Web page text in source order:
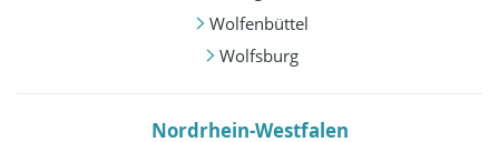
Wolfenbüttel
Wolfsburg
Nordrhein-Westfalen